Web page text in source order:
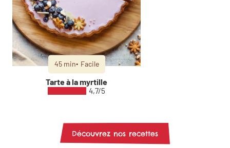
45 min Facile
Tarte à la myrtille
4,7/5
Découvrez nos recettes